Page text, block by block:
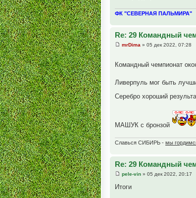
ФК "СЕВЕРНАЯ ПАЛЬМИРА"
Re: 29 Командный
mrDima » 05 дек 2022, 07:28
Командный чемпионат
Ливерпуль мог быть
Серебро хороший
МАШУК с бронзой
Славься СИБИРЬ - мы
Re: 29 Командный
pele-vin » 05 дек 2022, 20:17
Итоги